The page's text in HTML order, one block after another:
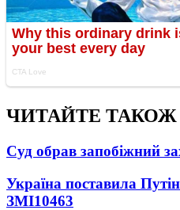
ЧИТАЙТЕ ТАКОЖ
Суд обрав запобіжний
Україна поставила
ЗМІ10463